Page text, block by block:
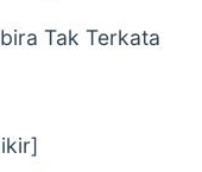
Tak Terkata